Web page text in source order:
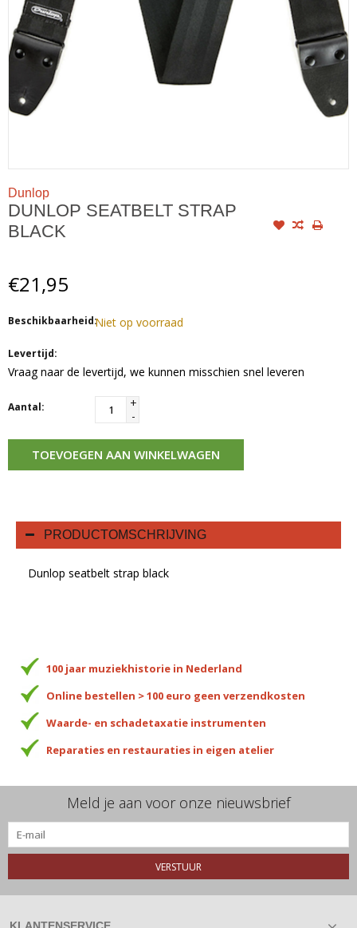
Dunlop
DUNLOP SEATBELT STRAP
BLACK
€21,95
Beschikbaarheid:Niet op voorraad
Levertijd:
Vraag naar de levertijd, we kunnen misschien snel leveren
Aantal:
+
-
TOEVOEGEN AAN WINKELWAGEN
PRODUCTOMSCHRIJVING
Dunlop seatbelt strap black
100 jaar muziekhistorie in Nederland
Online bestellen > 100 euro geen verzendkosten
Waarde- en schadetaxatie instrumenten
Reparaties en restauraties in eigen atelier
Meld je aan voor onze nieuwsbrief
VERSTUUR
KLANTENSERVICE